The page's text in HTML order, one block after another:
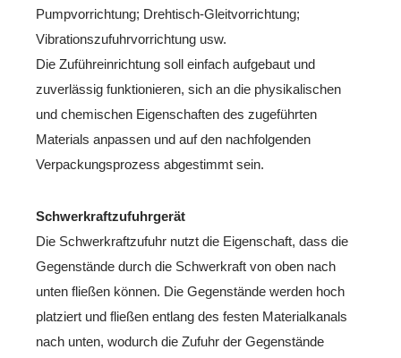
Pumpvorrichtung; Drehtisch-Gleitvorrichtung;
Vibrationszufuhrvorrichtung usw.
Die Zuführeinrichtung soll einfach aufgebaut und
zuverlässig funktionieren, sich an die physikalischen
und chemischen Eigenschaften des zugeführten
Materials anpassen und auf den nachfolgenden
Verpackungsprozess abgestimmt sein.
Schwerkraftzufuhrgerät
Die Schwerkraftzufuhr nutzt die Eigenschaft, dass die
Gegenstände durch die Schwerkraft von oben nach
unten fließen können. Die Gegenstände werden hoch
platziert und fließen entlang des festen Materialkanals
nach unten, wodurch die Zufuhr der Gegenstände